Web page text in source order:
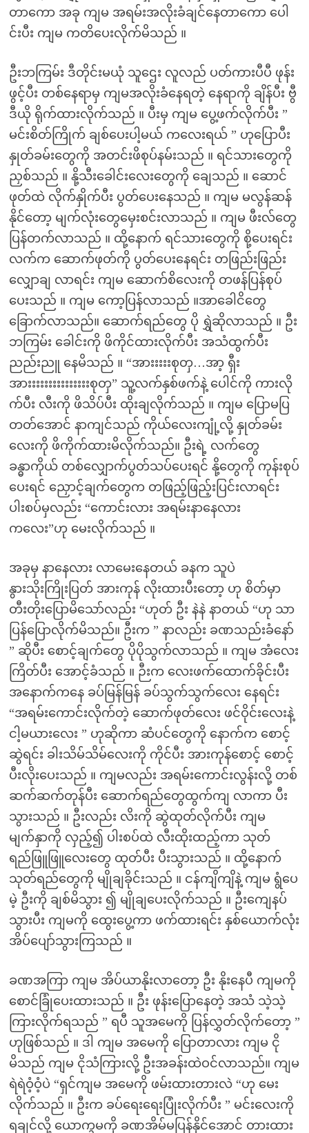
တာကော အခု ကျမ အရမ်းအလိုးခံချင်နေတာကော ပေါ
င်းပီး ကျမ ကတိပေးလိုက်မိသည် ။
ဦးဘကြမ်း ဒီတိုင်းမယုံ သူဌေး လူလည် ပတ်ကားပီပီ ဖုန်း
ဖွင့်ပီး တစ်နေရာမှ ကျမအလိုးခံ‌နေရတဲ့ နေရာကို ချိန်ပီး ဗွီ
ဒီယို ရိုက်ထားလိုက်သည် ။ ပီးမှ ကျမ ပွေ့ဖက်လိုက်ပီး ”
မင်းစိတ်ကြိုက် ချစ်ပေးပါ့မယ် ကလေးရယ် ” ဟုပြောပီး
နှုတ်ခမ်းတွေကို အတင်းဖိစုပ်နမ်းသည် ။ ရင်သားတွေကို
ညှစ်သည် ။ နို့သီးခေါင်းလေးတွေကို ချေသည် ။ ဆောင်
ဖုတ်ထဲ လိုက်နှိုက်ပီး ပွတ်ပေးနေသည် ။ ကျမ မလွန်ဆန်
နိုင်တော့ မျက်လုံးတွေမှေးစင်းလာသည် ။ ကျမ ဖီးလ်တွေ
ပြန်တက်လာသည် ။ ထို့နောက် ရင်သားတွေကို စို့ပေးရင်း
လက်က ဆောက်ဖုတ်ကို ပွတ်ပေးနေရင်း တဖြည်းဖြည်း
လျှောချ လာရင်း ကျမ ဆောက်စိလေးကို တဖန်ပြန်စုပ်
ပေးသည် ။ ကျမ ကော့ပြန်လာသည် ။အာခေါငိတွေ
ခြောက်လာသည်။ ဆောက်ရည်တွေ ပို ရွှဲဆိုလာသည် ။ ဦး
ဘကြမ်း ခေါင်းကို ဖိကိုင်ထားလိုက်ပီး အသံထွက်ပီး
ညည်းညူ နေမိသည် ။ “အားးးးးစုတှ…အာ့ ရှီး
အားးးးးးးးးးးးးးးစုတှ” သူ့လက်နှစ်ဖက်နဲ့ ပေါင်ကို ကားလို
က်ပီး လီးကို ဖိသိပ်ပီး ထိုးချလိုက်သည် ။ ကျမ ပြောမပြ
တတ်အောင် နာကျင်သည် ကိုယ်လေးကျုံ့လို့ နှုတ်ခမ်း
လေးကို ဖိကိုက်ထားမိလိုက်သည်။ ဦးရဲ့ လက်တွေ
ခန္ဓာကိုယ် တစ်လျှောက်ပွတ်သပ်ပေးရင် နို့တွေကို ကုန်းစုပ်
ပေးရင် ညှောင့်ချက်တွေက တဖြည့်ဖြည့်းပြင်းလာရင်း
ပါးစပ်မှလည်း “ကောင်းလား အရမ်းနာနေလား
ကလေး”ဟု မေးလိုက်သည် ။
အခုမှ နာနေလား လာမေးနေတယ် ခနက သူပဲ
နွားသိုးကြိုးပြတ် အားကုန် လိုးထားပီးတော့ ဟု စိတ်မှာ
တီးတိုးပြောမိသော်လည်း “ဟုတ် ဦး နဲနဲ နာတယ် “ဟု သာ
ပြန်ပြောလိုက်မိသည်။ ဦးက ” နာလည်း ခဏသည်းခံနော်
” ဆိုပီး စောင့်ချက်တွေ ပိုပိုသွက်လာသည် ။ ကျမ အံလေး
ကြိတ်ပီး အောင့်ခံသည် ။ ဉီးက လေးဖက်ထောက်ခိုင်းပီး
အနောက်ကနေ ခပ်မြန်မြန် ခပ်သွက်သွက်လေး နေရင်း
“အရမ်းကောင်းလိုက်တဲ့ ဆောက်ဖုတ်လေး ဖင်ဝိုင်းလေးနဲ့
ငါ့မယားလေး ” ဟုဆိုကာ ဆံပင်တွေကို နောက်က စောင့်
ဆွဲရင်း ခါးသိမ်သိမ်လေးကို ကိုင်ပီး အားကုန်စောင့် စောင့်
ပီးလိုးပေးသည် ။ ကျမလည်း အရမ်းကောင်းလွန်းလို့ တစ်
ဆက်ဆက်တုန်ပီး ဆောက်‌ရည်တွေထွက်ကျ လာကာ ပီး
သွားသည် ။ ဦးလည်း လိးကို ဆွဲထုတ်လိုက်ပီး ကျမ
မျက်နှာကို လှည့်၍ ပါးစပ်ထဲ လီးထိုးထည့်ကာ သုတ်
ရည်‌ဖြူဖြူလေးတွေ ထုတ်ပီး ပီးသွားသည် ။ ထို့နောက်
သုတ်ရည်တွေကို မျိုချခိုင်းသည် ။ ငန်ကျိကျိနဲ့ ကျမ ရွံပေ
မဲ့ ဦးကို ချစ်မိသွား ၍ မျိုချပေးလိုက်သည် ။ ဦးကျေနပ်
သွားပီး ကျမကို ထွေးပွေ့ကာ ဖက်ထားရင်း နှစ်ယောက်လုံး
အိပ်ပျော်သွားကြသည် ။
ခဏအကြာ ကျမ အိပ်ယာနိုးလာတော့ ဦး နိုးနေပီ ကျမကို
စောင်ခြုံပေးထားသည် ။ ဦး ဖုန်းပြောနေတဲ့ အသံ သဲ့သဲ့
ကြားလိုက်ရသည် ” ရပီ သူအမေကို ပြန်လွှတ်လိုက်တော့ ”
ဟုဖြစ်သည် ။ ဒါ ကျမ အမေကို ပြောတာလား ကျမ ငို
မိသည် ကျမ ငိုသံကြားလို့ ဦးအခန်းထဲဝင်လာသည်။ ကျမ
ရဲရဲဝံ့ဝံ့ပဲ “ရှင်ကျမ အမေကို ဖမ်းထားတားလဲ “ဟု မေး
လိုက်သည် ။ ဦးက ခပ်ရေးရေးပြုံးလိုက်ပီး ” မင်းလေးကို
ရချင်လို့ ယောက္ခမကို ခဏအိမ်မပြန်နိုင်အောင် တားထား